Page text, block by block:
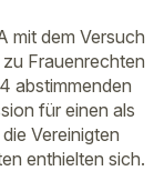
mit dem Versuch
Frauenrechten
abstimmenden
für einen als
Vereinigten
enthielten sich.